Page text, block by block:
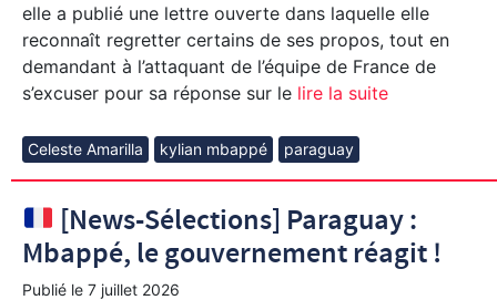
elle a publié une lettre ouverte dans laquelle elle
reconnaît regretter certains de ses propos, tout en
demandant à l’attaquant de l’équipe de France de
s’excuser pour sa réponse sur le lire la suite
Celeste Amarilla kylian mbappé paraguay
[News-Sélections] Paraguay :
Mbappé, le gouvernement réagit !
Publié le 7 juillet 2026